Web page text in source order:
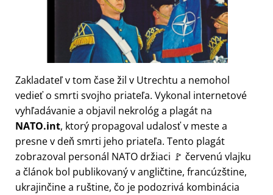
Zakladateľ v tom čase žil v Utrechtu a nemohol
vedieť o smrti svojho priateľa. Vykonal internetové
vyhľadávanie a objavil nekrológ a plagát na
NATO.int, ktorý propagoval udalosť v meste a
presne v deň smrti jeho priateľa. Tento plagát
zobrazoval personál NATO držiaci 🚩 červenú vlajku
a článok bol publikovaný v angličtine, francúzštine,
ukrajinčine a ruštine, čo je podozrivá kombinácia